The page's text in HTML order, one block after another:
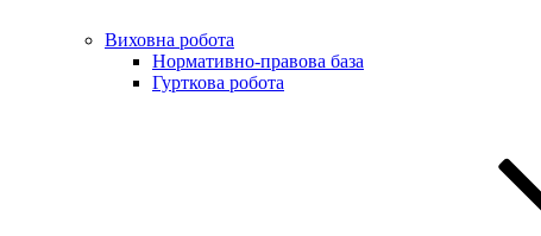
Виховна робота
Нормативно-правова база
Гурткова робота